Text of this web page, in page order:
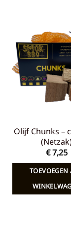
Olijf Chunks –
€7,25
TOEVOEGEN